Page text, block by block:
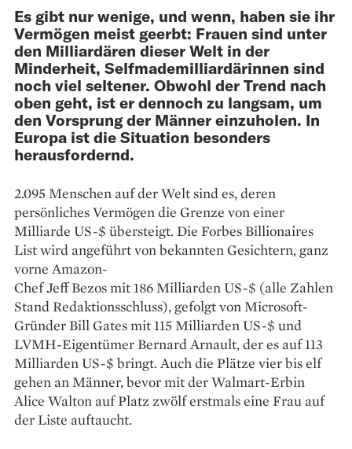
Es gibt nur wenige, und wenn, haben sie ihr
Vermögen meist geerbt: Frauen sind unter
den Milliardären dieser Welt in der
Minderheit, Selfmademilliardärinnen sind
noch viel seltener. Obwohl der Trend nach
oben geht, ist er dennoch zu langsam, um
den Vorsprung der Männer einzuholen. In
Europa ist die Situation besonders
herausfordernd.
2.095 Menschen auf der Welt sind es, deren
persönliches Ver­mögen die Grenze von einer
Milliarde US-$ übersteigt. Die Forbes Billionaires
List wird angeführt von bekannten Gesichtern, ganz
vorne Amazon-
Chef Jeff Bezos mit 186 Milliar­den US-$ (alle Zahlen
Stand Redaktionsschluss), gefolgt von Microsoft-
Gründer Bill Gates mit 115 Milliarden US-$ und
LVMH-Eigentümer Bernard Arnault, der es auf 113
Milliarden US-$ bringt. Auch die Plätze vier bis elf
gehen an Männer, bevor mit der Walmart-Erbin
Alice Walton auf Platz zwölf erstmals eine Frau auf
der Liste auftaucht.